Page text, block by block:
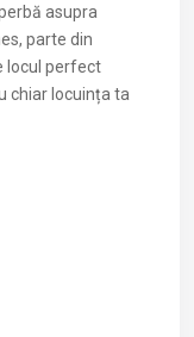
asupra
parte din
locul perfect
chiar locuința ta